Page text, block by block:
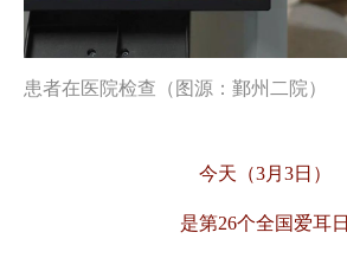
患者在医院检查（图源：鄞州二院）
今天（3月3日）
是第26个全国爱耳日